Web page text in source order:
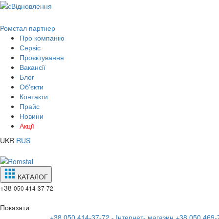
Ромстал партнер
Про компанію
Сервіс
Проєктування
Вакансії
Блог
Об'єкти
Контакти
Прайс
Новини
Акції
UKR RUS
КАТАЛОГ
+38 050 414-37-72
Показати
+38 050 414-37-72 - Інтернет- магазин +38 050